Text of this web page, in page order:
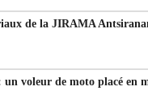
de la JIRAMA
voleur de moto placé en